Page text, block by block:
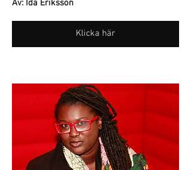
Av: Ida Eriksson
Klicka här